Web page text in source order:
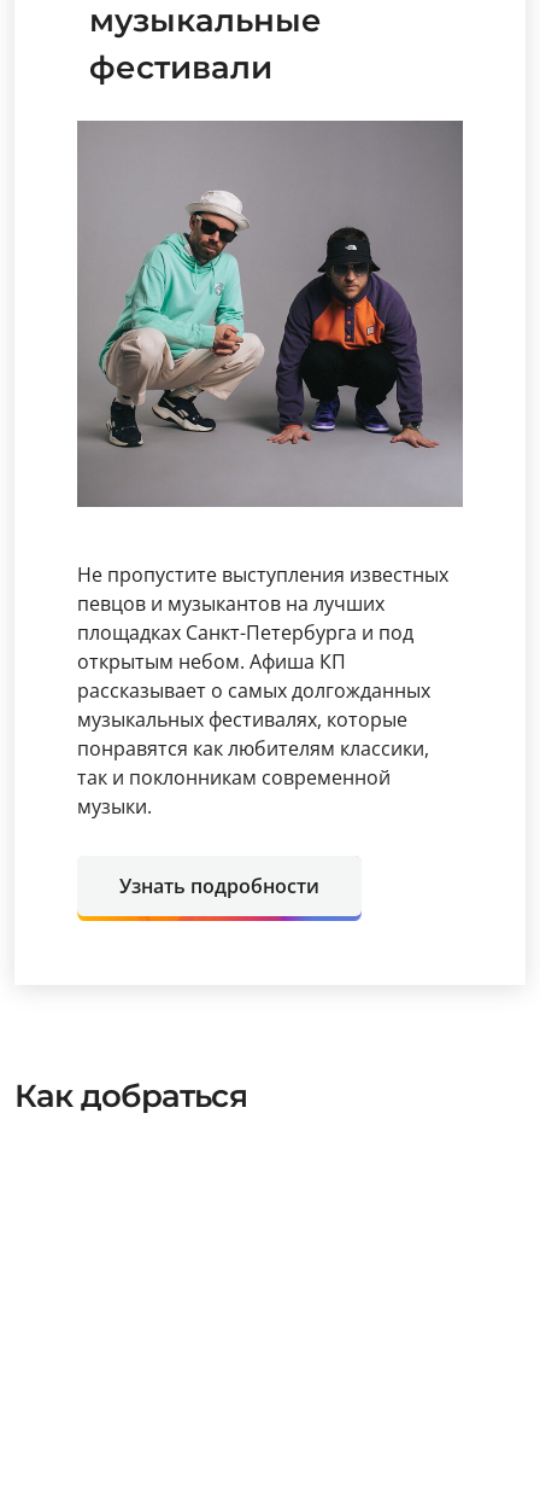
музыкальные
фестивали
Не пропустите выступления известных
певцов и музыкантов на лучших
площадках Санкт-Петербурга и под
открытым небом. Афиша КП
рассказывает о самых долгожданных
музыкальных фестивалях, которые
понравятся как любителям классики,
так и поклонникам современной
музыки.
Узнать подробности
Как добраться